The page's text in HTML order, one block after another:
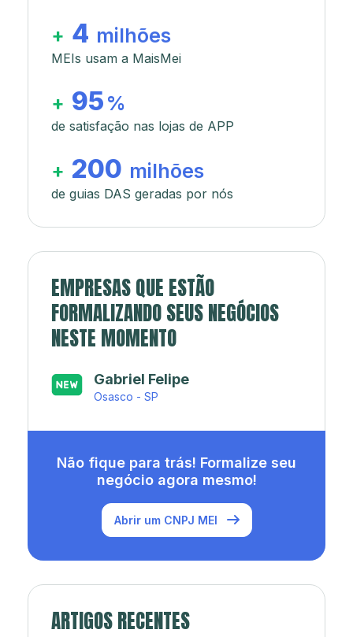
+ 4 milhões
MEIs usam a MaisMei
+ 95 %
de satisfação nas lojas de APP
+ 200 milhões
de guias DAS geradas por nós
EMPRESAS QUE ESTÃO
FORMALIZANDO SEUS NEGÓCIOS
NESTE MOMENTO
Japa’s açaí e sorveteria
Rio de Janeiro - RJ
Não fique para trás! Formalize seu
negócio agora mesmo!
Abrir um CNPJ MEI
ARTIGOS RECENTES